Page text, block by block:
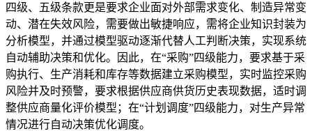
四级、五级条款更是要求企业面对外部需求变化、制造异常变
动、潜在失效风险，需要做出敏捷响应，需将企业知识封装为
分析模型，并通过模型驱动逐渐代替人工判断决策，实现系统
自动辅助决策和优化。因此，在“采购”四级能力，要求基于采
购执行、生产消耗和库存等数据建立采购模型，实时监控采购
风险并及时预警，要求根据供应商供货历史表现数据，适时调
整供应商量化评价模型；在“计划调度”四级能力，对生产异常
情况进行自动决策优化调度。